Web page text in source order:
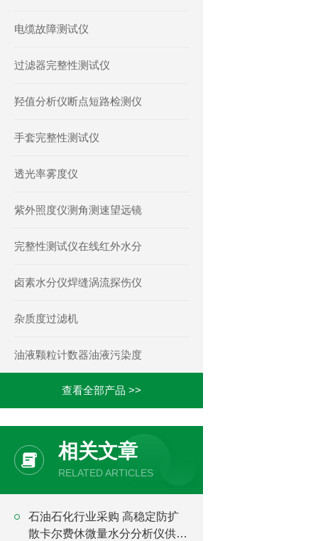
电缆故障测试仪
过滤器完整性测试仪
羟值分析仪断点短路检测仪
手套完整性测试仪
透光率雾度仪
紫外照度仪测角测速望远镜
完整性测试仪在线红外水分
卤素水分仪焊缝涡流探伤仪
杂质度过滤机
油液颗粒计数器油液污染度
查看全部产品 >>
相关文章
RELATED ARTICLES
石油石化行业采购 高稳定防扩
散卡尔费休微量水分分析仪供货